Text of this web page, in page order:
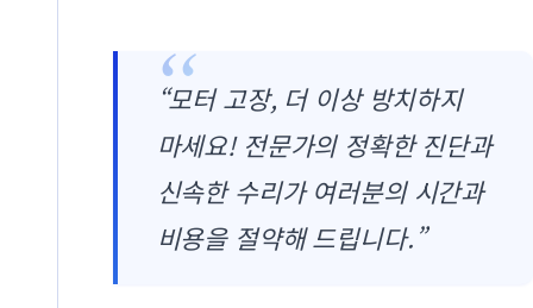
“모터 고장, 더 이상 방치하지
마세요! 전문가의 정확한 진단과
신속한 수리가 여러분의 시간과
비용을 절약해 드립니다.”